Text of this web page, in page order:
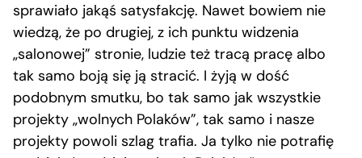
sprawiało jakąś satysfakcję. Nawet bowiem nie
wiedzą, że po drugiej, z ich punktu widzenia
„salonowej” stronie, ludzie też tracą pracę albo
tak samo boją się ją stracić. I żyją w dość
podobnym smutku, bo tak samo jak wszystkie
projekty „wolnych Polaków”, tak samo i nasze
projekty powoli szlag trafia. Ja tylko nie potrafię